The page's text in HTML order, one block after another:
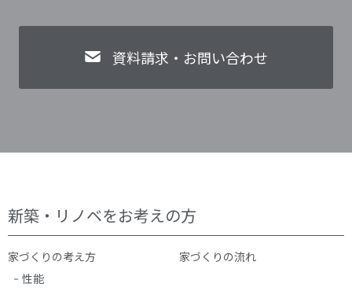
資料請求・お問い合わせ
新築・リノベをお考えの方
家づくりの考え方
性能
家づくりの流れ